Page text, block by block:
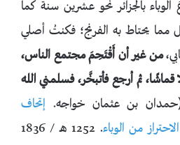
بالجزائر نحو عشرين سنة كما
مما يحتاط به الفرنج؛ فكنتُ أصلي
من غير أن أَقْتَحِمَ مجتمع الناس،
ثم أرجع فأتبخَّر، فسلمني الله
حمدان بن عثمان خواجه. إتحاف
من الوباء
. 1252 هـ / 1836